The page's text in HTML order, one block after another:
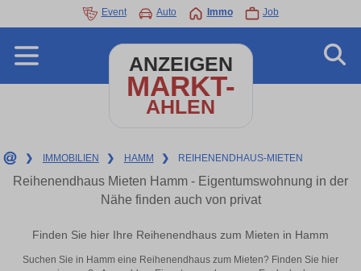
Event Auto Immo Job
ANZEIGEN
MARKT-
AHLEN
❯ IMMOBILIEN ❯ HAMM ❯ REIHENENDHAUS-MIETEN
Reihenendhaus Mieten Hamm - Eigentumswohnung in der
Nähe finden auch von privat
Finden Sie hier Ihre Reihenendhaus zum Mieten in Hamm
Suchen Sie in Hamm eine Reihenendhaus zum Mieten? Finden Sie hier